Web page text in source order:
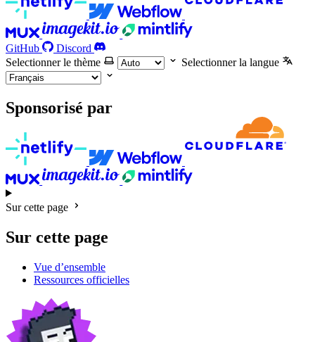
GitHub
Discord
Selectionner le thème
Selectionner la langue
Sponsorisé par
Sur cette page
Sur cette page
Vue d’ensemble
Ressources officielles